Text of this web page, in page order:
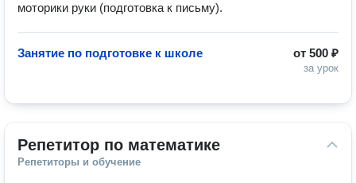
моторики руки (подготовка к письму).
от 500 ₽
за урок
Занятие по подготовке к школе
Репетитор по математике
Репетиторы и обучение